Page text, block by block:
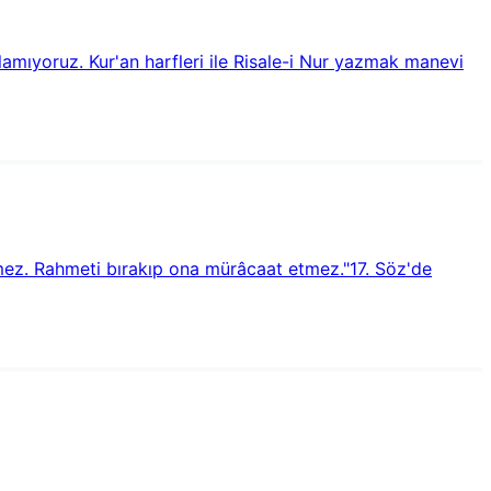
Kur'an harfleri ile Risale-i Nur yazmak manevi
Rahmeti bırakıp ona mürâcaat etmez."17. Söz'de